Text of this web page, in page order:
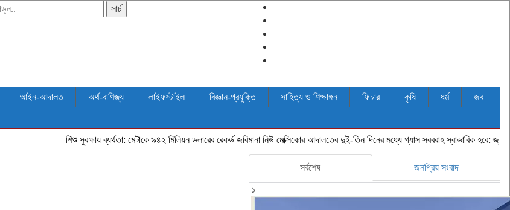
সার্চ
আইন-আদালত অর্থ-বাণিজ্য লাইফস্টাইল বিজ্ঞান-প্রযুক্তি সাহিত্য ও শিক্ষাঙ্গন ফিচার কৃষি ধর্ম
জব
শিশু সুরক্ষায় ব্যর্থতা: মেটাকে ৯৪২ মিলিয়ন ডলারের রেকর্ড জরিমানা নিউ মেক্সিকোর আদালতের দুই-তিন দিনের মধ্যে গ্যাস সরবরাহ স্বাভাবিক হবে: জ্বালানি মন্ত্রী
সর্বশেষ জনপ্রিয় সংবাদ
১